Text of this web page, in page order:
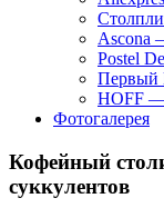
Ascona
Postel
Первый
HOFF —
Фотогалерея
Кофейный
суккулентов